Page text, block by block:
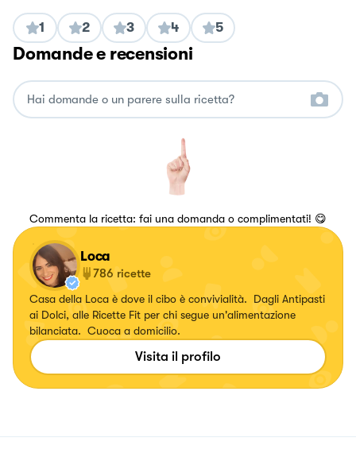
1 2 3 4 5
Domande e recensioni
Commenta la ricetta: fai una domanda o complimentati! 😋
Loca
786 ricette
Casa della Loca è dove il cibo è convivialità. Dagli Antipasti
ai Dolci, alle Ricette Fit per chi segue un'alimentazione
bilanciata. Cuoca a domicilio.
Visita il profilo